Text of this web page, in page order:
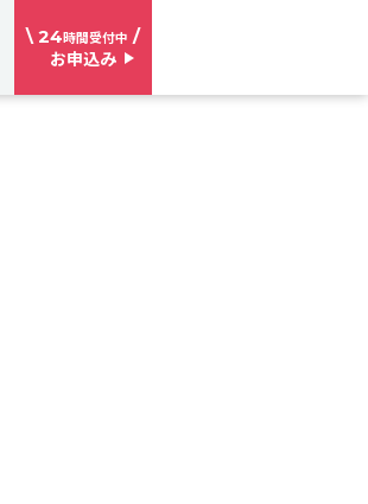
\ 24 時間受付中 /
お申込み